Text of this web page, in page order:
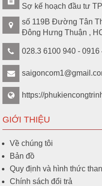
Sợ kế hoạch đầu tư
số 119B Đường Tân
Đông Hưng Thuận ,
028.3 6100 940 - 0916
https://
GIỚI THIỆU
Về chúng tôi
Bản đồ
Quy định và hình thức
Chính sách đổi trả